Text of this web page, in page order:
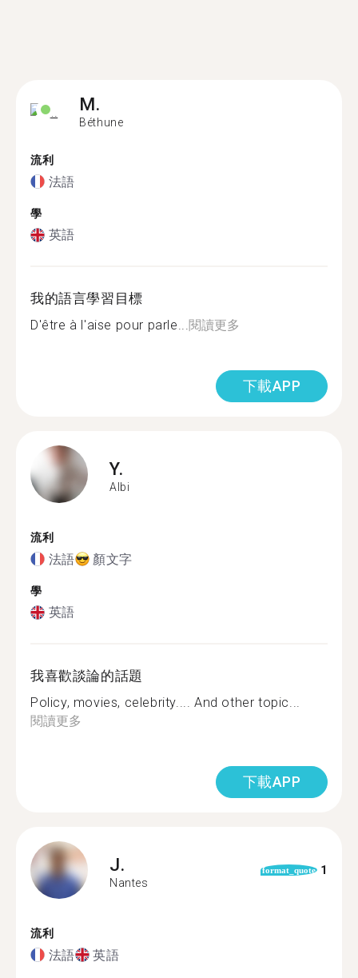
M.
Béthune
流利
法語
學
英語
我的語言學習目標
D'être à l'aise pour parle...閱讀更多
下載APP
Y.
Albi
流利
法語 顏文字
學
英語
我喜歡談論的話題
Policy, movies, celebrity.... And other topic...
閱讀更多
下載APP
J.
Nantes
format_quote 1
流利
法語 英語